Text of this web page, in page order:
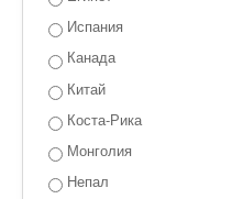
Испания
Канада
Китай
Коста-Рика
Монголия
Непал